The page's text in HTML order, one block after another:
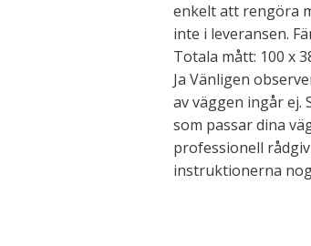
enkelt att rengöra
inte i leveransen.
Totala mått: 100 x
Ja Vänligen
av väggen ingår ej.
som passar dina
professionell
instruktionerna